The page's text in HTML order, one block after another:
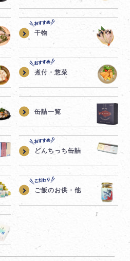
干物
煮付・惣菜
缶詰一覧
どんちっち缶詰
ご飯のお供・他